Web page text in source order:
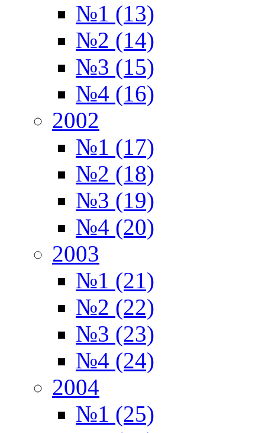
№1 (13)
№2 (14)
№3 (15)
№4 (16)
2002
№1 (17)
№2 (18)
№3 (19)
№4 (20)
2003
№1 (21)
№2 (22)
№3 (23)
№4 (24)
2004
№1 (25)